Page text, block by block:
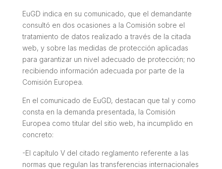
EuGD indica en su comunicado, que el demandante
consultó en dos ocasiones a la Comisión sobre el
tratamiento de datos realizado a través de la citada
web, y sobre las medidas de protección aplicadas
para garantizar un nivel adecuado de protección; no
recibiendo información adecuada por parte de la
Comisión Europea.
En el comunicado de EuGD, destacan que tal y como
consta en la demanda presentada, la Comisión
Europea como titular del sitio web, ha incumplido en
concreto:
-El capítulo V del citado reglamento referente a las
normas que regulan las transferencias internacionales